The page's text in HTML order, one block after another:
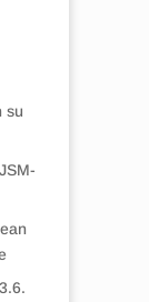
su